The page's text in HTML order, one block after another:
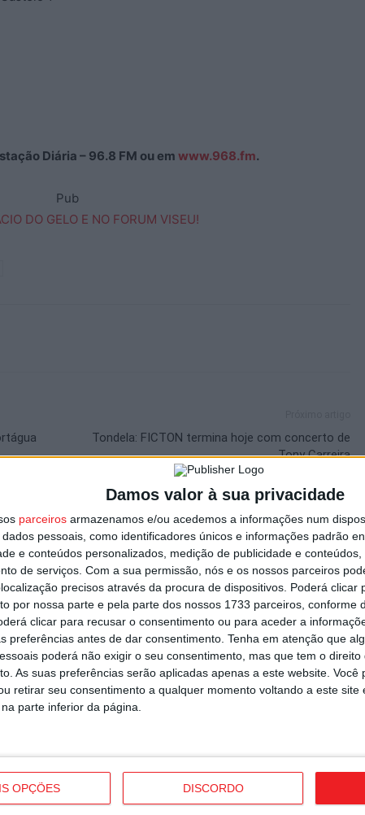
Damos valor à sua privacidade
parceiros armazenamos e/ou acedemos a informações num
pessoais, como identificadores únicos e informações padrão
e conteúdos personalizados, medição de publicidade e
de serviços. Com a sua permissão, nós e os nossos parceiros
precisos através da procura de dispositivos. Poderá clicar
por nossa parte e pela parte dos nossos 1733 parceiros, conforme
clicar para recusar o consentimento ou para aceder a
preferências antes de dar consentimento. Tenha em atenção que
poderá não exigir o seu consentimento, mas que tem o
As suas preferências serão aplicadas apenas a este website. Você
retirar seu consentimento a qualquer momento voltando a este site
parte inferior da página.
OPÇÕES DISCORDO
Diária – 96.8 FM ou em www.968.fm.
Pub
Tondela: FICTON termina hoje com concerto de
Tony Carreira
autor
garante avançado marroquino